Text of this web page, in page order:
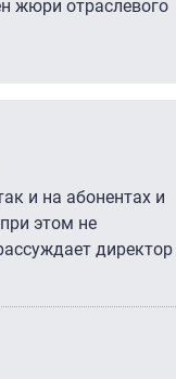
жюри отраслевого
и на абонентах и
этом не
директор